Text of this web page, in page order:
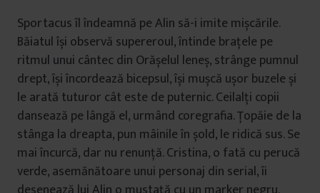
Sportacus îl îndeamnă pe Alin să-i imite mișcările.
Băiatul își observă supereroul, întinde brațele pe
ritmul unui cântec din Orășelul leneș, strânge pumnul
drept, își încordează bicepsul, își mușcă ușor buzele și
le arată tuturor cât este de puternic. Ceilalți copii
dansează pe lângă el, urmând coregrafia. Țopăie de la
stânga la dreapta, pun mâinile în șold, le ridică sus. Se
mai încurcă, dar nu renunță. Cristina, o fată cu perucă
verde, asemănătoare unui personaj din serial, îi